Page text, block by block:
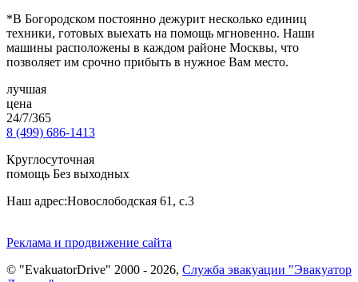
*В Богородском постоянно дежурит несколько единиц
техники, готовых выехать на помощь мгновенно. Наши
машины расположены в каждом районе Москвы, что
позволяет им срочно прибыть в нужное Вам место.
лучшая
цена
24/7/365
8 (499) 686-1413
Круглосуточная
помощь Без выходных
Наш адрес:Новослободская 61, с.3
Реклама и продвижение сайта
© "EvakuatorDrive" 2000 - 2026, Служба эвакуации "Эвакуатор